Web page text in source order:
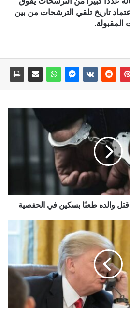
تاريخ تلقي الترشحات من بين
المقبولة.
والده طعنًا بسكين في الحفصية